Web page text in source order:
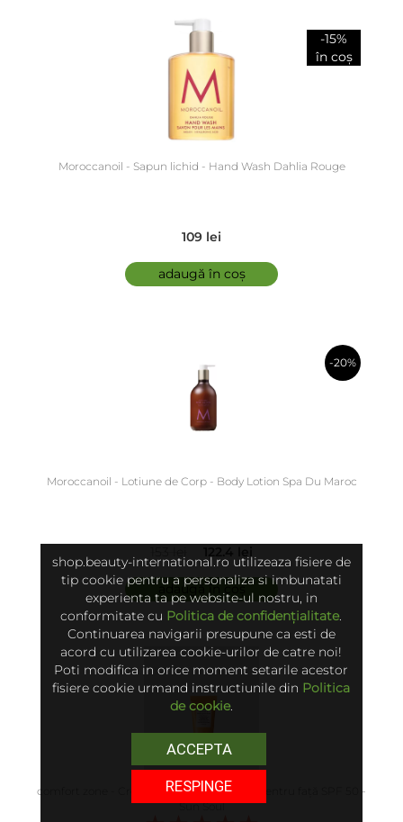
-15%
în coș
Moroccanoil - Sapun lichid - Hand Wash Dahlia Rouge
109 lei
adaugă în coș
-20%
Moroccanoil - Lotiune de Corp - Body Lotion Spa Du Maroc
adaugă în coș
comfort zone - Cremă cu protecție solară pentru față SPF 50 -
Sun Soul
shop.beauty-international.ro utilizeaza fisiere de
tip cookie pentru a personaliza si imbunatati
experienta ta pe website-ul nostru, in
conformitate cu Politica de confidențialitate.
Continuarea navigarii presupune ca esti de
acord cu utilizarea cookie-urilor de catre noi!
Poti modifica in orice moment setarile acestor
fisiere cookie urmand instructiunile din Politica
de cookie.
ACCEPTA
RESPINGE